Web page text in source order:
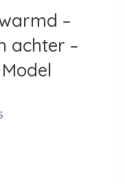
–
achter –